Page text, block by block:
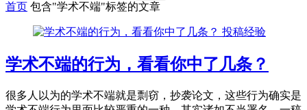
首页 包含"学术不端"标签的文章
投稿经验
学术不端的行为，看看你中了几条？
很多人以为的学术不端就是剽窃，抄袭论文，这些行为确实是